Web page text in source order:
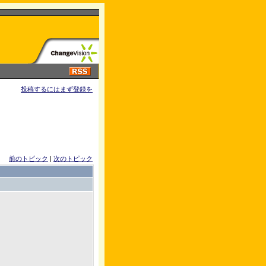
投稿するにはまず登録を
前のトピック | 次のトピック